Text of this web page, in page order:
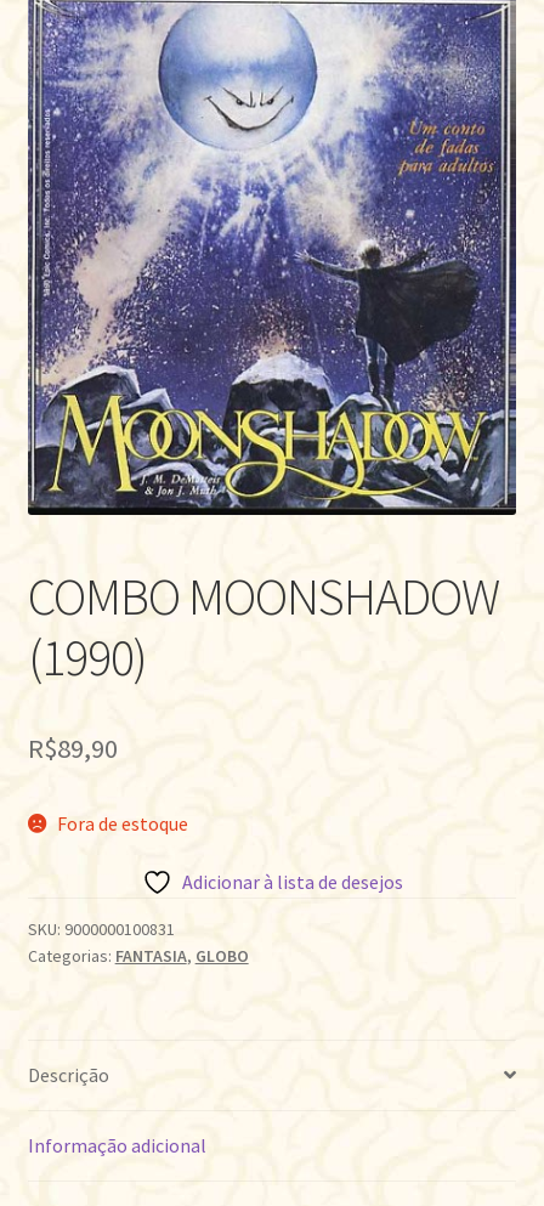
COMBO MOONSHADOW
(1990)
R$89,90
Fora de estoque
Adicionar à lista de desejos
SKU: 9000000100831
Categorias: FANTASIA, GLOBO
Descrição
Informação adicional